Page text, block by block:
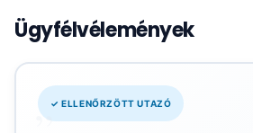
Ügyfélvélemények
✓ ELLENŐRZÖTT UTAZÓ
„